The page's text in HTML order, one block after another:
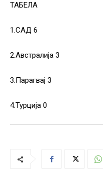
ТАБЕЛА
1.САД 6
2.Австралија 3
3.Парагвај 3
4.Турција 0